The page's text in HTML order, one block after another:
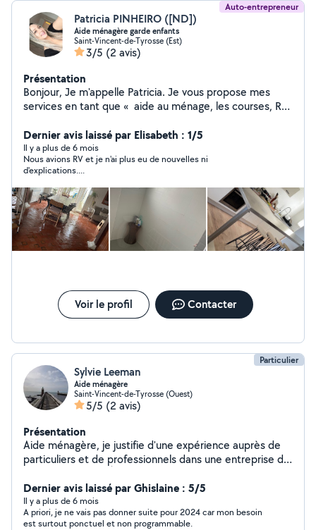
Auto-entrepreneur
Patricia PINHEIRO ([ND])
Aide ménagère garde enfants
Saint-Vincent-de-Tyrosse (Est)
3/5 (2 avis)
Présentation
Bonjour, Je m'appelle Patricia. Je vous propose mes
services en tant que « aide au ménage, les courses, Rdv
Dernier avis laissé par Elisabeth : 1/5
Il y a plus de 6 mois
Nous avions RV et je n'ai plus eu de nouvelles ni
d'explications....
Voir le profil Contacter
Particulier
Sylvie Leeman
Aide ménagère
Saint-Vincent-de-Tyrosse (Ouest)
5/5 (2 avis)
Présentation
Aide ménagère, je justifie d'une expérience auprès de
particuliers et de professionnels dans une entreprise de
exigences, je vous invite à me contacter pour plus de
renseignements. Merci pour votre attention et à
bientôt.
Dernier avis laissé par Ghislaine : 5/5
Il y a plus de 6 mois
A priori, je ne vais pas donner suite pour 2024 car mon besoin
est surtout ponctuel et non programmable.